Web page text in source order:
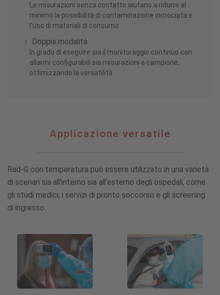
Le misurazioni senza contatto aiutano a ridurre al
minimo la possibilità di contaminazione incrociata e
l'uso di materiali di consumo
Doppia modalità
In grado di eseguire sia il monitoraggio continuo con
allarmi configurabili sia misurazioni a campione,
ottimizzando la versatilità
ApplicazioneApplicazione versatile
Rad-G con temperatura può essere utilizzato in una varietà
di scenari sia all'interno sia all'esterno degli ospedali, come
gli studi medici, i servizi di pronto soccorso e gli screening
di ingresso.